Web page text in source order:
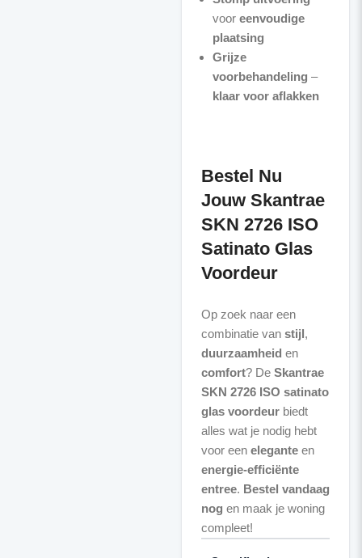
voor eenvoudige
plaatsing
Grijze
voorbehandeling –
klaar voor aflakken
Bestel Nu
Jouw Skantrae
SKN 2726 ISO
Satinato Glas
Voordeur
Op zoek naar een
combinatie van stijl,
duurzaamheid en
comfort? De Skantrae
SKN 2726 ISO satinato
glas voordeurbiedt
alles wat je nodig hebt
voor een eleganteen
energie-efficiënte
entree. Bestel vandaag
nog en maak je woning
compleet!